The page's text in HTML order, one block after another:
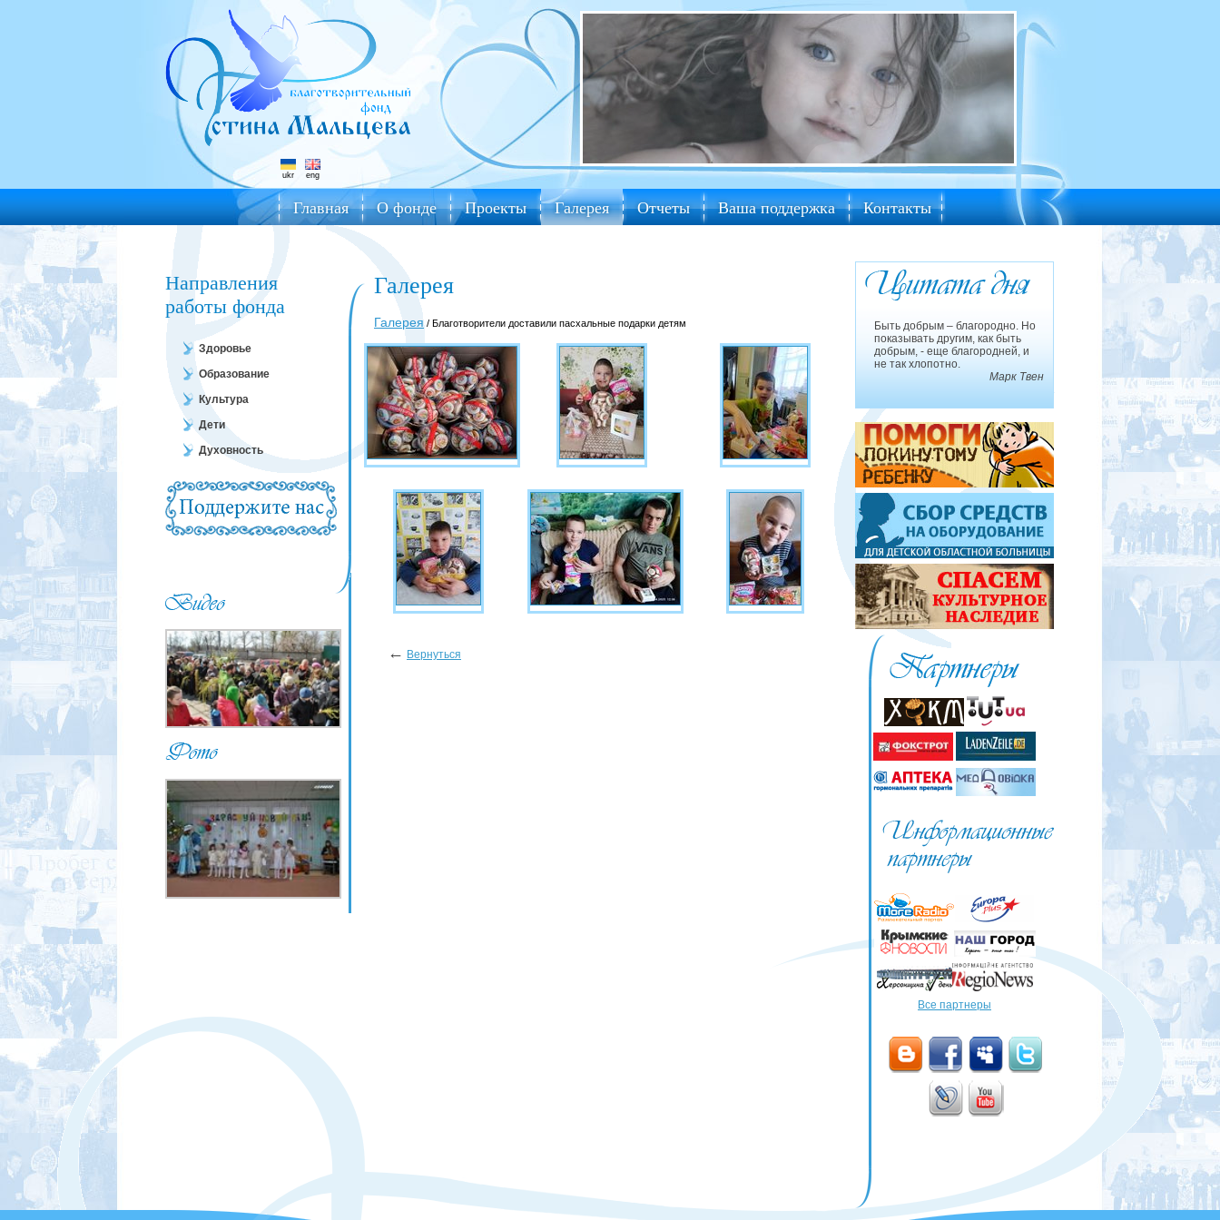
ukr eng
Главная О фонде Проекты Галерея Отчеты Ваша поддержка Контакты
Направления
работы фонда
Здоровье
Образование
Культура
Дети
Духовность
Галерея
Галерея / Благотворители доставили пасхальные подарки детям
← Вернуться
Быть добрым – благородно. Но
показывать другим, как быть
добрым, - еще благородней, и
не так хлопотно.
Марк Твен
Все партнеры